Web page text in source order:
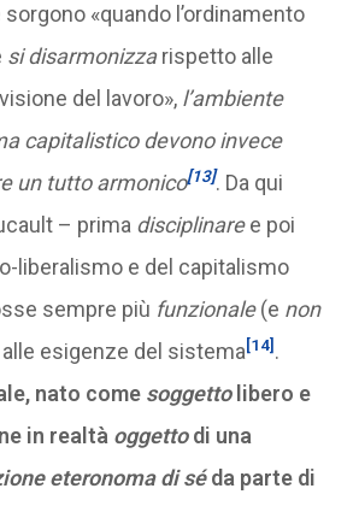
sorgono «quando l’ordinamento
si disarmonizzarispetto alle
del lavoro», l’ambiente
capitalistico devono invece
un tutto armonico[13]. Da qui
– prima disciplinaree poi
liberalismo e del capitalismo
sempre più funzionale(e non
esigenze del sistema[14] .
nato come soggettolibero e
in realtà oggettodi una
eteronoma di séda parte di